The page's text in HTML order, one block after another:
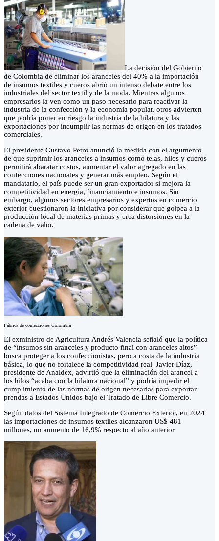
La decisión del Gobierno
de Colombia de eliminar los aranceles del 40% a la importación
de insumos textiles y cueros abrió un intenso debate entre los
industriales del sector textil y de la moda. Mientras algunos
empresarios la ven como un paso necesario para reactivar la
industria de la confección y la economía popular, otros advierten
que podría poner en riesgo la industria de la hilatura y las
exportaciones por incumplir las normas de origen en los tratados
comerciales.
El presidente Gustavo Petro anunció la medida con el argumento
de que suprimir los aranceles a insumos como telas, hilos y cueros
permitirá abaratar costos, aumentar el valor agregado en las
confecciones nacionales y generar más empleo. Según el
mandatario, el país puede ser un gran exportador si mejora la
competitividad en energía, financiamiento e insumos. Sin
embargo, algunos sectores empresarios y expertos en comercio
exterior cuestionaron la iniciativa por considerar que golpea a la
producción local de materias primas y crea distorsiones en la
cadena de valor.
Fábrica de confecciones Colombia
El exministro de Agricultura Andrés Valencia señaló que la política
de “insumos sin aranceles y producto final con aranceles altos”
busca proteger a los confeccionistas, pero a costa de la industria
básica, lo que no fortalece la competitividad real. Javier Díaz,
presidente de Analdex, advirtió que la eliminación del arancel a
los hilos “acaba con la hilatura nacional” y podría impedir el
cumplimiento de las normas de origen necesarias para exportar
prendas a Estados Unidos bajo el Tratado de Libre Comercio.
Según datos del Sistema Integrado de Comercio Exterior, en 2024
las importaciones de insumos textiles alcanzaron US$ 481
millones, un aumento de 16,9% respecto al año anterior.